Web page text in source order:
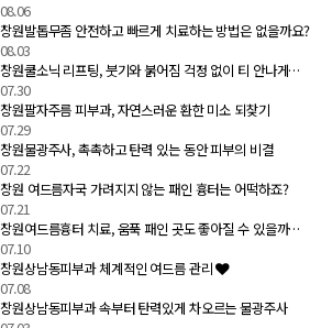
08.06
창원발톱무좀 안전하고 빠르게 치료하는 방법은 없을까요?
08.03
창원쿨소닉 리프팅, 붓기와 붉어짐 걱정 없이 티 안나게…
07.30
창원팔자주름 피부과, 자연스러운 환한 미소 되찾기
07.29
창원물광주사, 촉촉하고 탄력 있는 동안 피부의 비결
07.22
창원 여드름자국 가려지지 않는 패인 흉터는 어떡하죠?
07.21
창원여드름흉터 치료, 움푹 패인 곳도 좋아질 수 있을까…
07.10
창원상남동피부과 체계적인 여드름 관리
07.08
창원상남동피부과 속부터 탄력있게 차오르는 물광주사